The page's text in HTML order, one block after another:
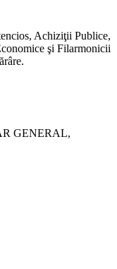
Achiziţii Publice,
şi Filarmonicii
GENERAL,